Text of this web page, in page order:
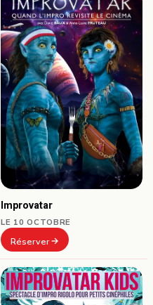
Improvatar
LE 10 OCTOBRE
Réserver